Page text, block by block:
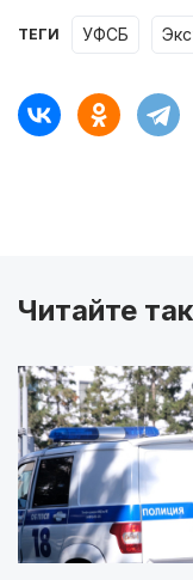
ТЕГИ УФСБ
Читайте